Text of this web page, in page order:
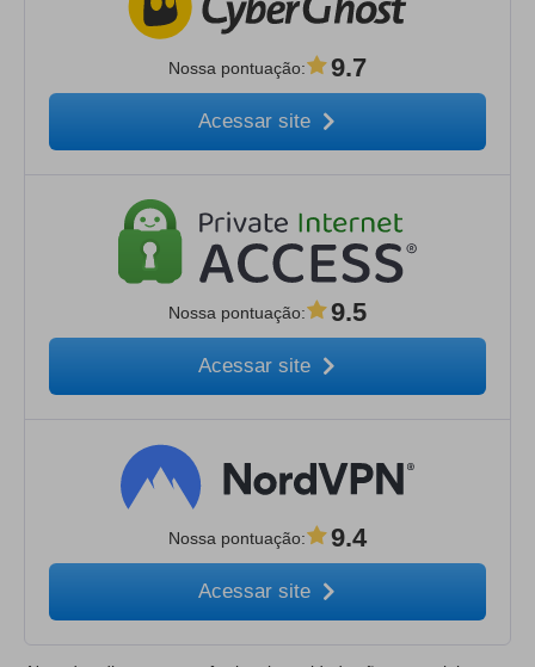
Nossa pontuação: 9.7
Acessar site
Nossa pontuação: 9.5
Acessar site
Nossa pontuação: 9.4
Acessar site